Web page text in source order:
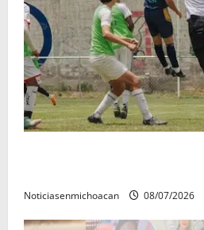
Noticiasenmichoacan 08/07/2026